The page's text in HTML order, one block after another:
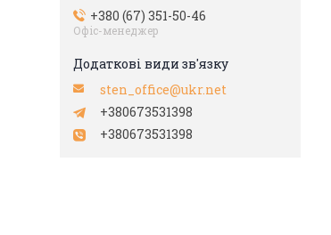
+380 (67) 351-50-46
Офіс-менеджер
sten_office@ukr.net
+380673531398
+380673531398